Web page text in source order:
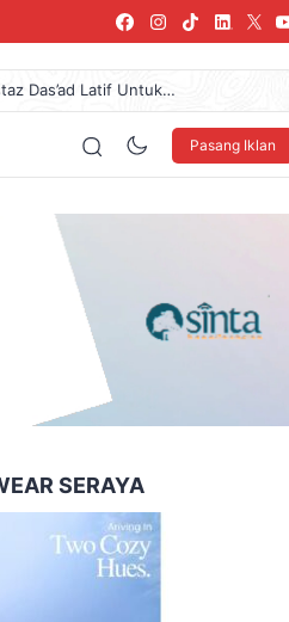
Das’ad Latif Untuk
Coffee Expo Medan
Miliar Dan Pendapatan
Arkindo Konstruksi
Pasang Iklan
SERAYA